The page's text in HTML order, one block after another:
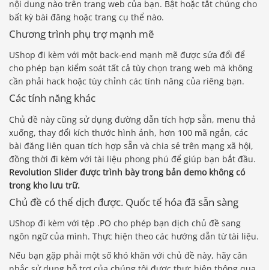
nội dung nào trên trang web của bạn. Bật hoặc tắt chúng cho
bất kỳ bài đăng hoặc trang cụ thể nào.
Chương trình phụ trợ mạnh mẽ
UShop đi kèm với một back-end mạnh mẽ được sửa đổi để
cho phép bạn kiểm soát tất cả tùy chọn trang web mà không
cần phải hack hoặc tùy chỉnh các tính năng của riêng bạn.
Các tính năng khác
Chủ đề này cũng sử dụng đường dẫn tích hợp sẵn, menu thả
xuống, thay đổi kích thước hình ảnh, hơn 100 mã ngắn, các
bài đăng liên quan tích hợp sẵn và chia sẻ trên mạng xã hội,
đồng thời đi kèm với tài liệu phong phú để giúp bạn bắt đầu.
Revolution Slider được trình bày trong bản demo không có
trong kho lưu trữ.
Chủ đề có thể dịch được. Quốc tế hóa đã sẵn sàng
UShop đi kèm với tệp .PO cho phép bạn dịch chủ đề sang
ngôn ngữ của mình. Thực hiện theo các hướng dẫn từ tài liệu.
Nếu bạn gặp phải một số khó khăn với chủ đề này, hãy cân